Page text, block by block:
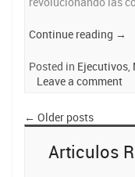
Continue reading “Los
La
→
Posted in Ejecutivos,
Leave a comment
← Older posts
Articulos